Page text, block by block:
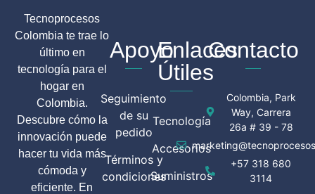
Tecnoprocesos
Colombia te trae lo
último en
tecnología para el
hogar en
Colombia.
Descubre cómo la
innovación puede
hacer tu vida más
cómoda y
eficiente. En
Apoyo
Seguimiento
de su
pedido
Términos y
condiciones
Enlaces
Útiles
Tecnología
Accesorios
Suministros
Contacto
Colombia, Park
Way, Carrera
26a # 39 - 78
+57 318 680
3114